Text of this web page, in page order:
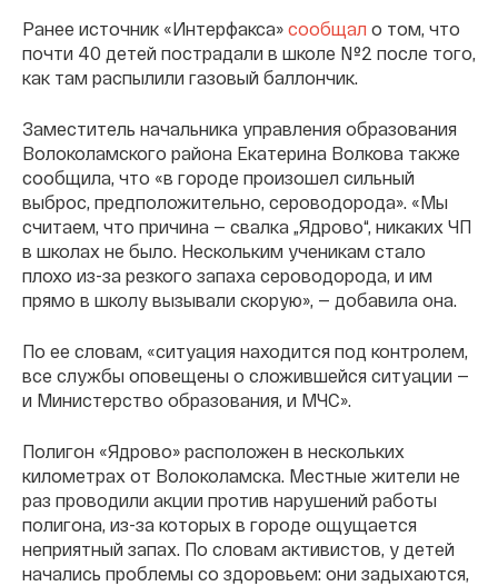
Ранее источник «Интерфакса» сообщал о том, что
почти 40 детей пострадали в школе №2 после того,
как там распылили газовый баллончик.
Заместитель начальника управления образования
Волоколамского района Екатерина Волкова также
сообщила, что «в городе произошел сильный
выброс, предположительно, сероводорода». «Мы
считаем, что причина — свалка „Ядрово“, никаких ЧП
в школах не было. Нескольким ученикам стало
плохо из-за резкого запаха сероводорода, и им
прямо в школу вызывали скорую», — добавила она.
По ее словам, «ситуация находится под контролем,
все службы оповещены о сложившейся ситуации —
и Министерство образования, и МЧС».
Полигон «Ядрово» расположен в нескольких
километрах от Волоколамска. Местные жители не
раз проводили акции против нарушений работы
полигона, из-за которых в городе ощущается
неприятный запах. По словам активистов, у детей
начались проблемы со здоровьем: они задыхаются,